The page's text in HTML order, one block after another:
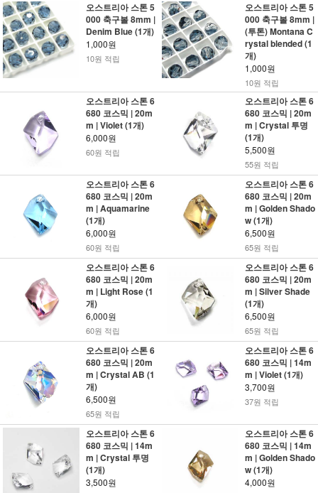
오스트리아 스톤 5
000 축구볼 8mm |
Denim Blue (1개)
1,000원
10원 적립
오스트리아 스톤 5
000 축구볼 8mm |
(투톤) Montana C
rystal blended (1
개)
1,000원
10원 적립
오스트리아 스톤 6
680 코스믹 | 20m
m | Violet (1개)
6,000원
60원 적립
오스트리아 스톤 6
680 코스믹 | 20m
m | Crystal 투명
(1개)
5,500원
55원 적립
오스트리아 스톤 6
680 코스믹 | 20m
m | Aquamarine
(1개)
6,000원
60원 적립
오스트리아 스톤 6
680 코스믹 | 20m
m | Golden Shado
w (1개)
6,500원
65원 적립
오스트리아 스톤 6
680 코스믹 | 20m
m | Light Rose (1
개)
6,000원
60원 적립
오스트리아 스톤 6
680 코스믹 | 20m
m | Silver Shade
(1개)
6,500원
65원 적립
오스트리아 스톤 6
680 코스믹 | 20m
m | Crystal AB (1
개)
6,500원
65원 적립
오스트리아 스톤 6
680 코스믹 | 14m
m | Violet (1개)
3,700원
37원 적립
오스트리아 스톤 6
680 코스믹 | 14m
m | Crystal 투명
(1개)
3,500원
오스트리아 스톤 6
680 코스믹 | 14m
m | Golden Shado
w (1개)
4,000원